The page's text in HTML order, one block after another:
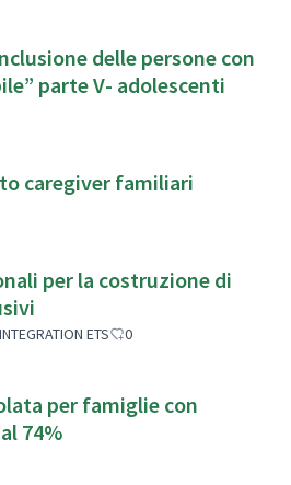
delle persone con
parte V- adolescenti
caregiver familiari
per la costruzione di
ETS 0
per famiglie con
74%